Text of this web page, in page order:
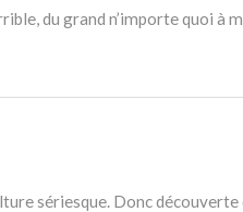
du grand n’importe quoi à
sériesque. Donc